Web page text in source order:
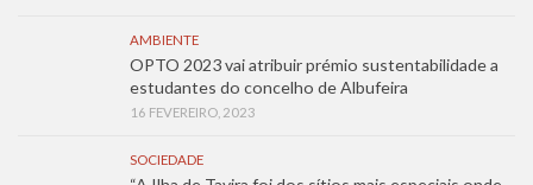
AMBIENTE
OPTO 2023 vai atribuir prémio sustentabilidade a
estudantes do concelho de Albufeira
16 FEVEREIRO, 2023
SOCIEDADE